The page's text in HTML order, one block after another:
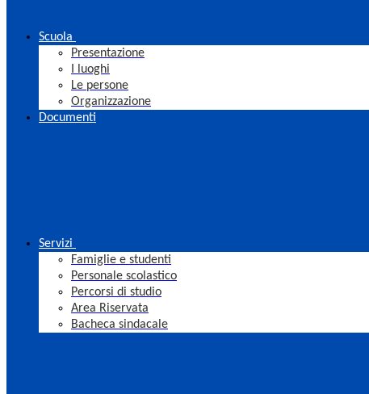
Scuola
Presentazione
I luoghi
Le persone
Organizzazione
Documenti
Servizi
Famiglie e studenti
Personale scolastico
Percorsi di studio
Area Riservata
Bacheca sindacale